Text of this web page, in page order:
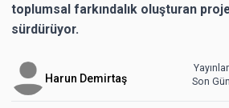
toplumsal farkındalık oluşturan
sürdürüyor.
Harun Demirtaş
Son